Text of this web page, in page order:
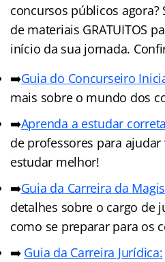
concursos públicos agora?
de materiais GRATUITOS
início da sua jornada.
➡️Guia do Concurseiro
mais sobre o mundo dos
➡️Aprenda a estudar
de professores para ajudar
estudar melhor!
➡️Guia da Carreira da
detalhes sobre o cargo de
como se preparar para os
➡️ Guia da Carreira Jurídica: